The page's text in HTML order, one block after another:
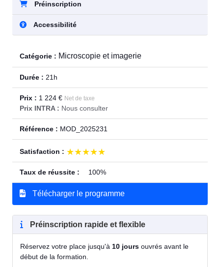
Préinscription
Accessibilité
Catégorie : Microscopie et imagerie
Durée : 21h
Prix : 1 224 € Net de taxe
Prix INTRA : Nous consulter
Référence : MOD_2025231
Satisfaction : ★★★★★
★★★★★
Taux de réussite : 100%
Télécharger le programme
Préinscription rapide et flexible
Réservez votre place jusqu'à 10 jours ouvrés avant le
début de la formation.